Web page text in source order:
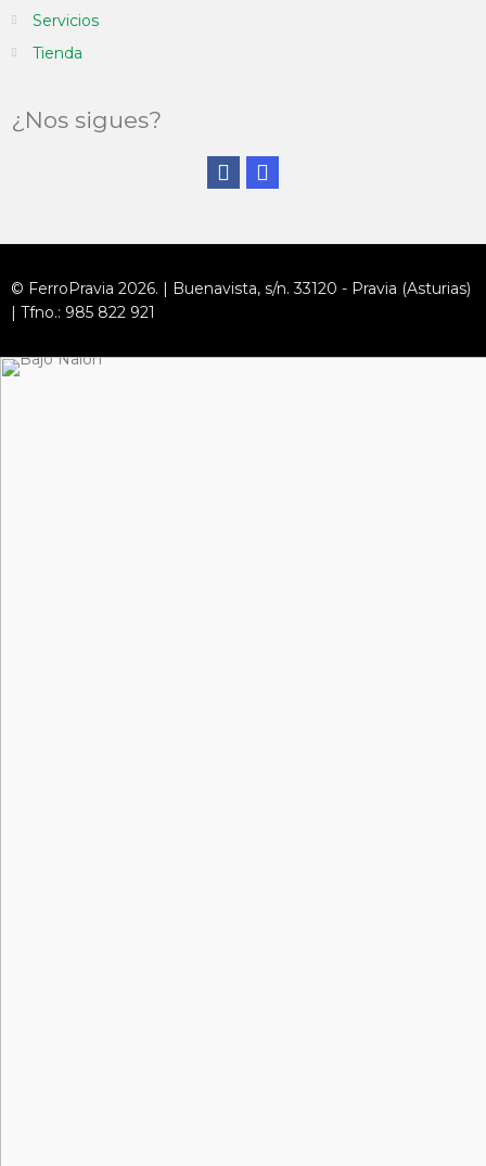
Servicios
Tienda
¿Nos sigues?
© FerroPravia 2026. | Buenavista, s/n. 33120 - Pravia (Asturias)
| Tfno.: 985 822 921